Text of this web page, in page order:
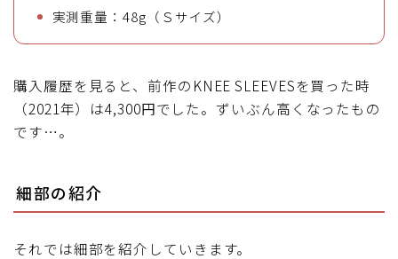
実測重量：48g（Ｓサイズ）
購入履歴を見ると、前作のKNEE SLEEVESを買った時
（2021年）は4,300円でした。ずいぶん高くなったもの
です…。
細部の紹介
それでは細部を紹介していきます。